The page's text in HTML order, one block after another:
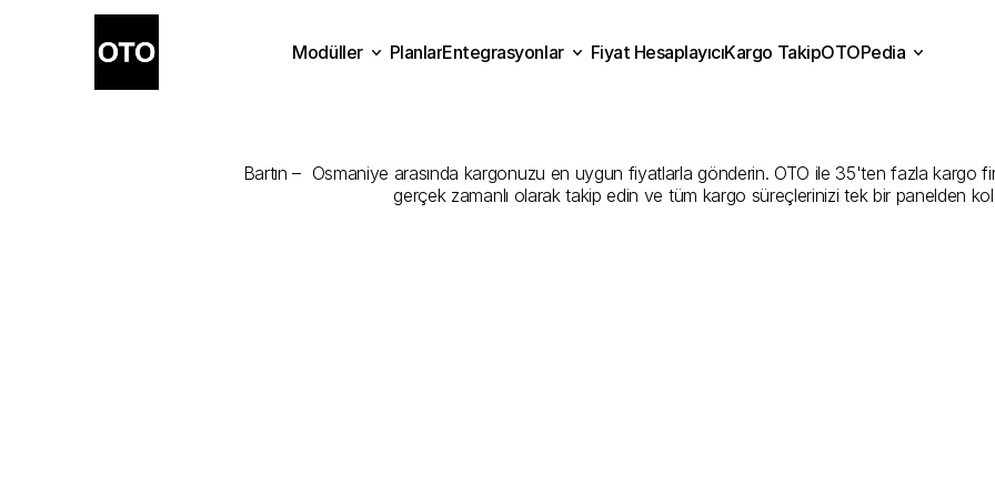
Bartın –  Osmaniye arasında kargonuzu en uygun fiyatlarla gönderin. OTO ile 35'ten fazla kargo
gerçek zamanlı olarak takip edin ve tüm kargo süreçlerinizi tek bir panelden
Modüller
PlanlarEntegrasyonlar
Fiyat HesaplayıcıKargo TakipOTOPedia